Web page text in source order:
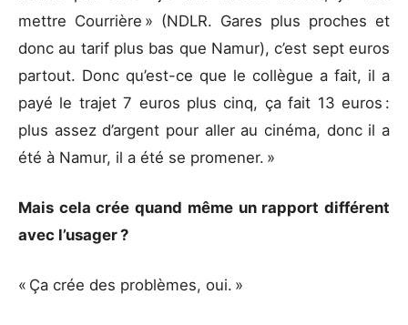
mettre Courrière » (NDLR. Gares plus proches et
donc au tarif plus bas que Namur), c’est sept euros
partout. Donc qu’est-ce que le collègue a fait, il a
payé le trajet 7 euros plus cinq, ça fait 13 euros :
plus assez d’argent pour aller au cinéma, donc il a
été à Namur, il a été se promener. »
Mais cela crée quand même un rapport différent
avec l’usager ?
« Ça crée des problèmes, oui. »